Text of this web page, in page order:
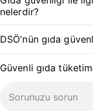
nelerdir?
DSÖ'nün gıda
Güvenli gıda